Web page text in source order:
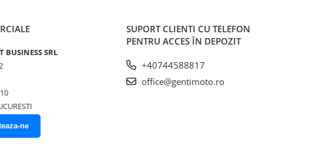
BUSINESS SRL
ne
SUPORT CLIENTI CU TELEFON
PENTRU ACCES ÎN DEPOZIT
+40744588817
office@gentimoto.ro